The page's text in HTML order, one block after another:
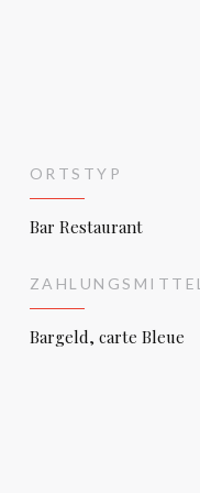
ORTSTYP
Bar Restaurant
ZAHLUNGSMITTEL
Bargeld, carte Bleue